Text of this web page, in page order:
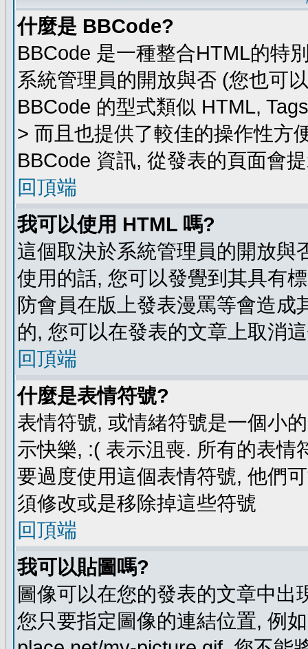
什麼是 BBCode?
BBCode 是一種整合HTML的特
系統管理員的開放與否 (您也可
BBCode 的型式類似 HTML,
> 而且也提供了較佳的操作性方
BBCode 資訊, 從發表的頁面會
回頂端
我可以使用 HTML 嗎?
這個取決於系統管理員的開放與
使用的話, 您可以發覺到其具有
防會員在版上發表漫罵等會造
的, 您可以在發表的文章上取消
回頂端
什麼是表情符號?
表情符號, 或情緒符號是一個小
示快樂, :( 表示沮喪. 所有的表情
要過度使用這個表情符號, 他們
須修改或是移除掉這些符號
回頂端
我可以貼圖嗎?
圖像可以在您的發表的文章中
您只要指定圖像的連結位置, 例